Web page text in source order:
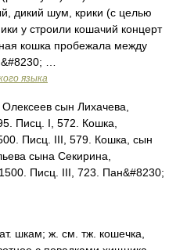
дикий шум, крики (с целью
у строили кошачий концерт
кошка пробежала между
…
языка
сын Лихачева,
Писц. I, 572. Кошка,
Писц. III, 579. Кошка, сын
сына Секирина,
Писц. III, 723. Пан&#8230;
шкам; ж. см. тж. кошечка,